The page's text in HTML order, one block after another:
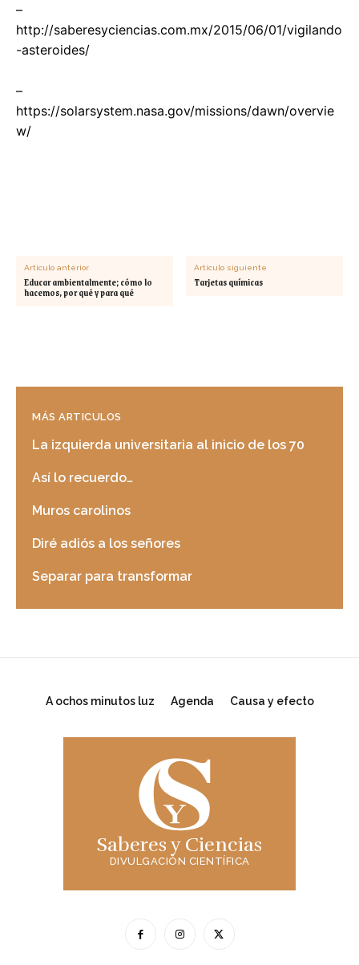
–
http://saberesyciencias.com.mx/2015/06/01/vigilando
-asteroides/
–
https://solarsystem.nasa.gov/missions/dawn/overvie
w/
Artículo anterior
Educar ambientalmente; cómo lo
hacemos, por qué y para qué
Artículo siguiente
Tarjetas químicas
MÁS ARTICULOS
La izquierda universitaria al inicio de los 70
Así lo recuerdo…
Muros carolinos
Diré adiós a los señores
Separar para transformar
A ochos minutos luz Agenda Causa y efecto
Saberes y Ciencias
DIVULGACIÓN CIENTÍFICA